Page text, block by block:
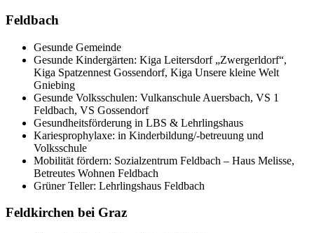
Feldbach
Gesunde Gemeinde
Gesunde Kindergärten: Kiga Leitersdorf „Zwergerldorf“,
Kiga Spatzennest Gossendorf, Kiga Unsere kleine Welt
Gniebing
Gesunde Volksschulen: Vulkanschule Auersbach, VS 1
Feldbach, VS Gossendorf
Gesundheitsförderung in LBS & Lehrlingshaus
Kariesprophylaxe: in Kinderbildung/-betreuung und
Volksschule
Mobilität fördern: Sozialzentrum Feldbach – Haus Melisse,
Betreutes Wohnen Feldbach
Grüner Teller: Lehrlingshaus Feldbach
Feldkirchen bei Graz